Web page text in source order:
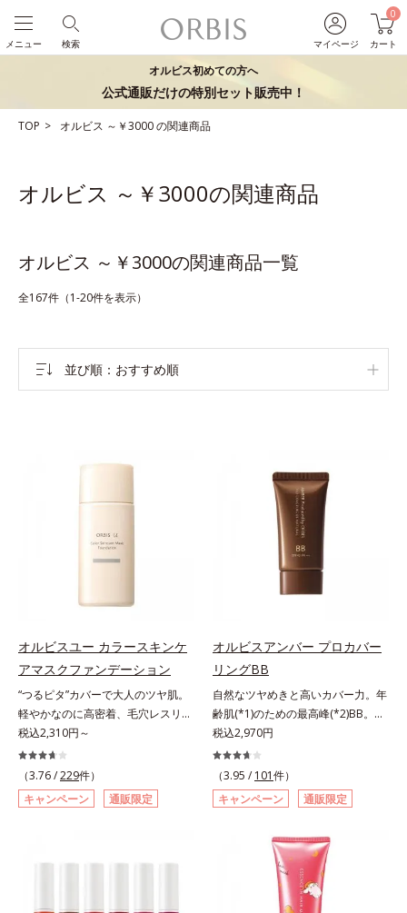
マイページ
0
カート
検索
メニュー
オルビス初めての方へ
公式通販だけの特別セット販売中！
TOP オルビス ～￥3000の関連商品
オルビス ～￥3000の関連商品
オルビス ～￥3000の関連商品一覧
全167件（1-20件を表示）
並び順 おすすめ順
オルビスユー カラースキンケ
アマスクファンデーション
“つるピタ”カバーで大人のツヤ肌。
軽やかなのに高密着、毛穴レスリキ
ッドファンデ。みずみずしく、とけ
込むように密着カバー毛穴レスでな
めらかな質感美へ導く、リキッドフ
ァンデーション「カバーはしたいけ
ど厚塗り感はイヤ」「素肌がもとも
なのにピタッと密着し、肌悩み
税込2,310円～
（3.76 /229件）
キャンペーン
通販限定
オルビスアンバー プロカバー
リングBB
自然なツヤめきと高いカバー力。年
齢肌(*1)のための最高峰(*2)BB。年
齢肌(*1)のための最高峰(*2)BBクリ
ームです。肌のアラを光でふわりと
とばし、くすみや凹凸も軽やかにカ
バー。さらに厚みのあるテクスチャ
ーが均一にのび広がり、しっかりカ
す。年齢肌による黄ぐすみや血色の
悪さに対応した色設計で、白浮きせ
ずパッと明るい印象を叶えます。こ
れ1本で、日中美容クリーム・日焼
税込2,970円
（3.95 / 101件）
キャンペーン
通販限定